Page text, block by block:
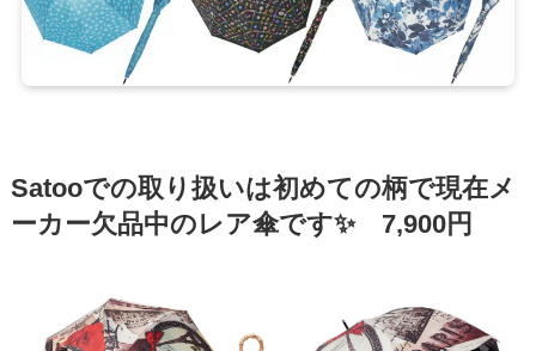
Satooでの取り扱いは初めての柄で現在メ
ーカー欠品中のレア傘です✨ 7,900円